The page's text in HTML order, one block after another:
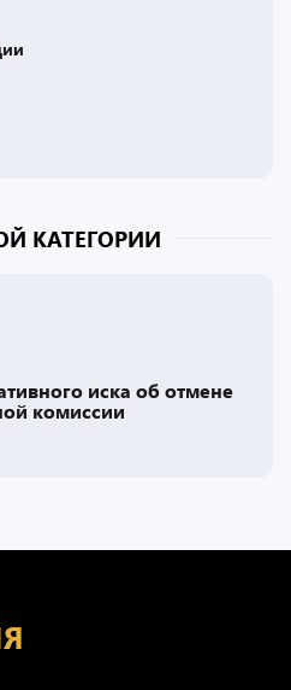
КАТЕГОРИИ
иска об отмене
комиссии